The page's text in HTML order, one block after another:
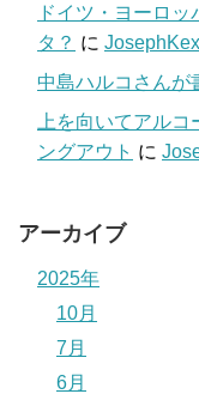
ドイツ・ヨーロ
タ？ に JosephKex
中島ハルコさんが
上を向いてアル
ングアウト に
アーカイブ
2025年
10月
7月
6月